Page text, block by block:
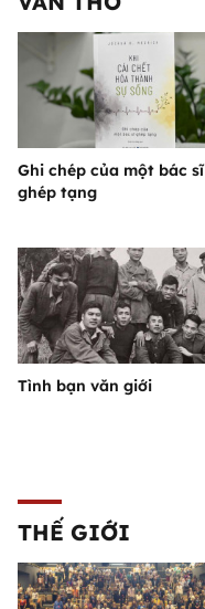
Ghi chép của một bác sĩ
ghép tạng
Tình bạn văn giới
THẾ GIỚI